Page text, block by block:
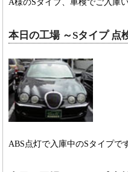
本日の工場 ～Sタイプ 点
ABS点灯で入庫中のSタイプで